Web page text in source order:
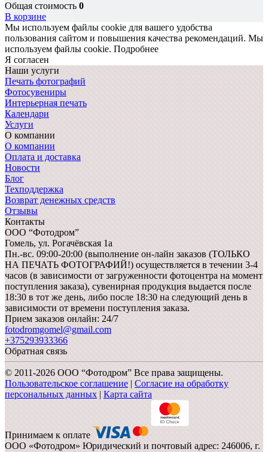
Общая стоимость 0
В корзине
Мы используем файлы cookie для вашего удобства
пользования сайтом и повышения качества рекомендаций. Мы
используем файлы cookie. Подробнее
Я согласен
Наши услуги
Печать фотографий
Фотосувениры
Интерьерная печать
Календари
Услуги
О компании
О компании
Оплата и доставка
Новости
Блог
Техподдержка
Возврат денежных средств
Отзывы
Контакты
ООО “Фотодром”
Гомель, ул. Рогачёвская 1а
Пн.-вс. 09:00-20:00 (выполнение он-лайн заказов (ТОЛЬКО
НА ПЕЧАТЬ ФОТОГРАФИЙ!) осуществляется в течении 3-4
часов (в зависимости от загруженности фотоцентра на момент
поступления заказа), сувенирная продукция выдается после
18:30 в тот же день, либо после 18:30 на следующий день в
зависимости от времени поступления заказа.
Прием заказов онлайн: 24/7
fotodromgomel@gmail.com
+375293933366
Обратная связь
© 2011-2026 ООО “Фотодром” Все права защищены.
Пользовательское соглашение | Согласие на обработку
персональных данных | Карта сайта
Принимаем к оплате
ООО «Фотодром» Юридический и почтовый адрес: 246006, г.